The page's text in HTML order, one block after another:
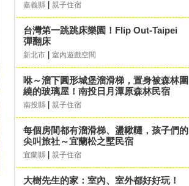
嘉義縣 親子住宿
台灣第一跳跳床樂園！Flip Out-Taipei
彈翻床
新北市 室內遊戲空間
咻～溜下圓形城堡溜滑梯，置身被森林圍
繞的玻璃屋！南投日月潭原森林民宿
南投縣 親子住宿
每個房間都有溜滑梯、盪鞦韆，孩子們的
尖叫旅社～宜蘭松之墅民宿
宜蘭縣 親子住宿
大樹先生的家：室內、室外都好好玩！